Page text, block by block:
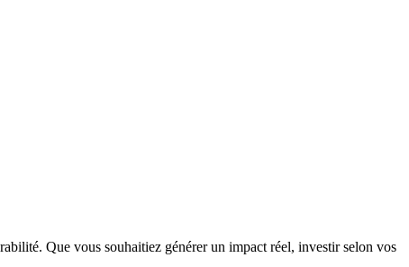
Que vous souhaitiez générer un impact réel, investir selon vos